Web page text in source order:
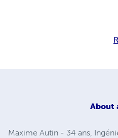
About
Maxime Autin - 34 ans,